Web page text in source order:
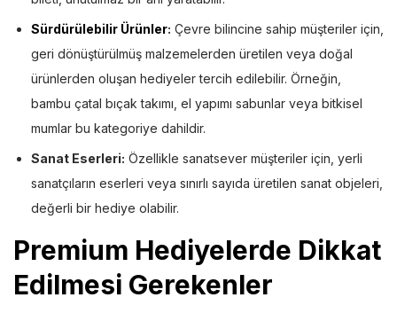
Sürdürülebilir Ürünler: Çevre bilincine sahip müşteriler için,
geri dönüştürülmüş malzemelerden üretilen veya doğal
ürünlerden oluşan hediyeler tercih edilebilir. Örneğin,
bambu çatal bıçak takımı, el yapımı sabunlar veya bitkisel
mumlar bu kategoriye dahildir.
Sanat Eserleri: Özellikle sanatsever müşteriler için, yerli
sanatçıların eserleri veya sınırlı sayıda üretilen sanat objeleri,
değerli bir hediye olabilir.
Premium Hediyelerde Dikkat
Edilmesi Gerekenler